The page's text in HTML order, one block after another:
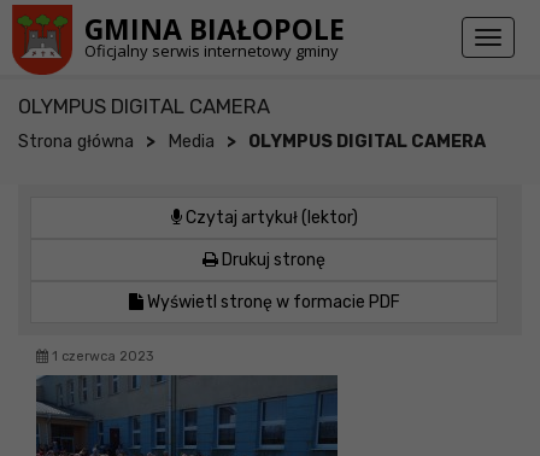
GMINA BIAŁOPOLE
Oficjalny serwis internetowy gminy
Toggle
OLYMPUS DIGITAL CAMERA
Strona główna > Media > OLYMPUS DIGITAL CAMERA
Czytaj artykuł (lektor)
Drukuj stronę
Wyświetl stronę w formacie PDF
1 czerwca 2023